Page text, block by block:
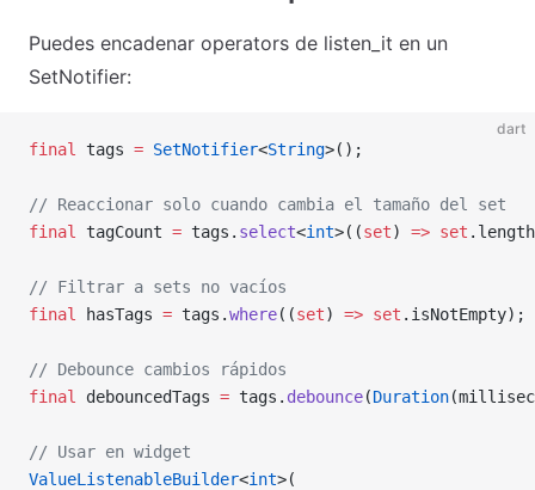
Puedes encadenar operators de listen_it en un
SetNotifier:
dart
final tags = SetNotifier<String>();
// Reaccionar solo cuando cambia el tamaño del set
final
tagCount = tags. select<int>((set) => set
// Filtrar a sets no vacíos
final
hasTags = tags.where((set) => set .isNotEmpty);
// Debounce cambios rápidos
final
debouncedTags = tags. debounce(Duration
// Usar en widget
ValueListenableBuilder<int>(